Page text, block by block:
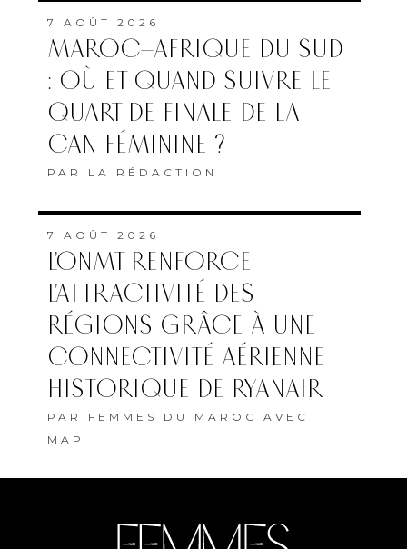
7 AOÛT 2026
MAROC–AFRIQUE DU SUD
: OÙ ET QUAND SUIVRE LE
QUART DE FINALE DE LA
CAN FÉMININE ?
PAR LA RÉDACTION
7 AOÛT 2026
L’ONMT RENFORCE
L’ATTRACTIVITÉ DES
RÉGIONS GRÂCE À UNE
CONNECTIVITÉ AÉRIENNE
HISTORIQUE DE RYANAIR
PAR FEMMES DU MAROC AVEC
MAP